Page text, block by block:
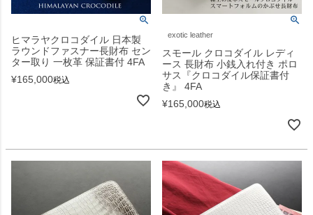
ヒマラヤクロコダイル 日本製
ラウンドファスナー長財布 セン
ター取り 一枚革 保証書付 4FA
¥165,000税込
exotic leather
スモール クロコダイル レディ
ース 長財布 小銭入れ付き ポロ
サス『クロコダイル保証書付
き』 4FA
¥165,000税込